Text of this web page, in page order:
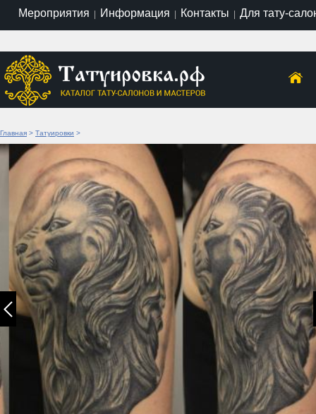
Мероприятия | Информация | Контакты | Для тату-
Главная > Татуировки >